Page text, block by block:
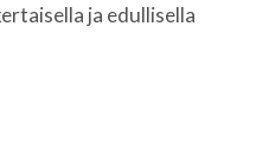
ja edullisella